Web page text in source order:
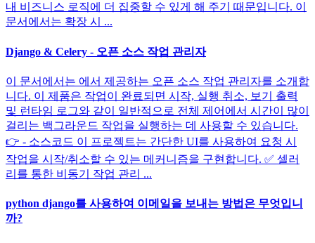
내 비즈니스 로직에 더 집중할 수 있게 해 주기 때문입니다. 이
문서에서는 확장 시 ...
Django & Celery - 오픈 소스 작업 관리자
이 문서에서는 에서 제공하는 오픈 소스 작업 관리자를 소개합
니다. 이 제품은 작업이 완료되면 시작, 실행 취소, 보기 출력
및 런타임 로그와 같이 일반적으로 전체 제어에서 시간이 많이
걸리는 백그라운드 작업을 실행하는 데 사용할 수 있습니다.
👉 - 소스코드 이 프로젝트는 간단한 UI를 사용하여 요청 시
작업을 시작/취소할 수 있는 메커니즘을 구현합니다. ✅ 셀러
리를 통한 비동기 작업 관리 ...
python django를 사용하여 이메일을 보내는 방법은 무엇입니
까?